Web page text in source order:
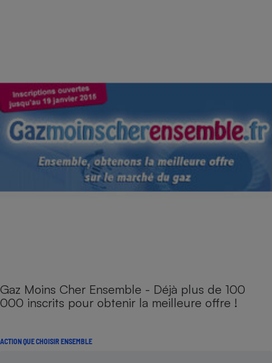
Gaz Moins Cher Ensemble - Déjà plus de 100
000 inscrits pour obtenir la meilleure offre !
ACTION QUE CHOISIR ENSEMBLE